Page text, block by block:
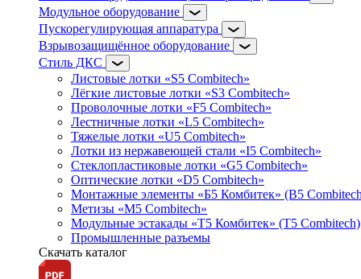
Модульное оборудование
Пускорегулирующая аппаратура
Взрывозащищённое оборудование
Стиль ДКС
Листовые лотки «S5 Combitech»
Лёгкие листовые лотки «S3 Combitech»
Проволочные лотки «F5 Combitech»
Лестничные лотки «L5 Combitech»
Тяжелые лотки «U5 Combitech»
Лотки из нержавеющей стали «I5 Combitech»
Стеклопластиковые лотки «G5 Combitech»
Оптические лотки «D5 Combitech»
Монтажные элементы «Б5 Комбитек» (B5
Метизы «M5 Combitech»
Модульные эстакады «Т5 Комбитек» (T5 Combitech)
Промышленные разъемы
Скачать каталог